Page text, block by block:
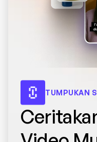
TUMPUKAN